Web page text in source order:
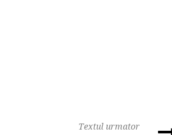
Textul urmator